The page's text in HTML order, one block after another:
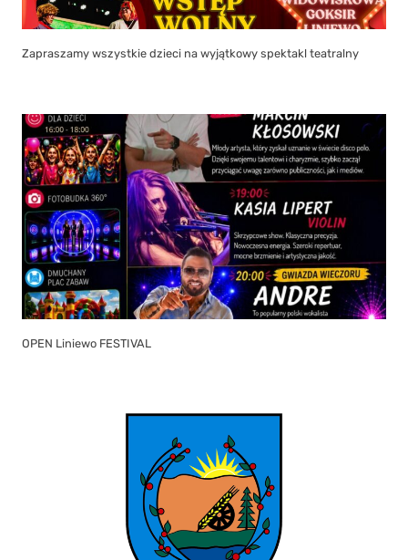
Zapraszamy wszystkie dzieci na wyjątkowy spektakl teatralny
OPEN Liniewo FESTIVAL